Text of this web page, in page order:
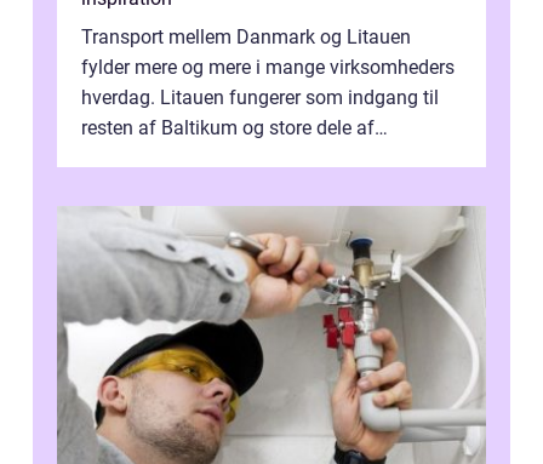
Transport mellem Danmark og Litauen
fylder mere og mere i mange virksomheders
hverdag. Litauen fungerer som indgang til
resten af Baltikum og store dele af